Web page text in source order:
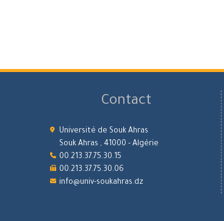
Contact
Université de Souk Ahras
Souk Ahras , 41000 - Algérie
00.213.37.75.30.15
00.213.37.75.30.06
info@univ-soukahras.dz